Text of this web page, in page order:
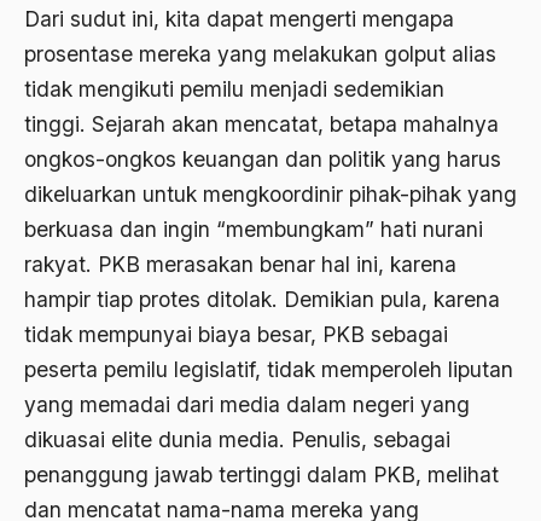
Dari sudut ini, kita dapat mengerti mengapa
prosentase mereka yang melakukan golput alias
tidak mengikuti pemilu menjadi sedemikian
tinggi. Sejarah akan mencatat, betapa mahalnya
ongkos-ongkos keuangan dan politik yang harus
dikeluarkan untuk mengkoordinir pihak-pihak yang
berkuasa dan ingin “membungkam” hati nurani
rakyat. PKB merasakan benar hal ini, karena
hampir tiap protes ditolak. Demikian pula, karena
tidak mempunyai biaya besar, PKB sebagai
peserta pemilu legislatif, tidak memperoleh liputan
yang memadai dari media dalam negeri yang
dikuasai elite dunia media. Penulis, sebagai
penanggung jawab tertinggi dalam PKB, melihat
dan mencatat nama-nama mereka yang
1982
1981
1980
1979
1978
1977
1976
1975
1974
1972
Adnan Buyung Nasution
Adopsi
Adu Pinalti
Advisors
Aera-Europa
Afganistan
Afiliasi Kultural
Afrika
Afrika utara
Agama & Negara
Agama Asli